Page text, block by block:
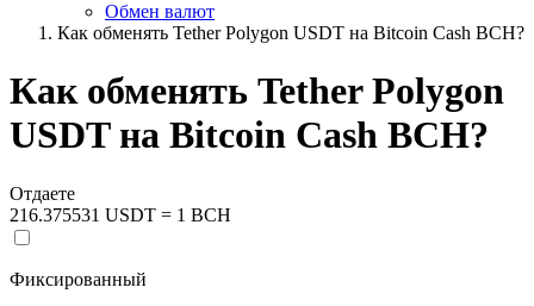
Обмен валют
Как обменять Tether Polygon USDT на Bitcoin Cash BCH?
Как обменять Tether Polygon
USDT на Bitcoin Cash BCH?
Отдаете
216.375531 USDT = 1 BCH
Фиксированный